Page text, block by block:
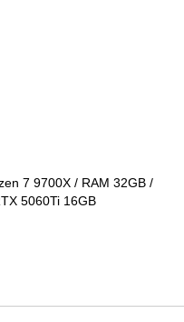
7 9700X / RAM 32GB /
5060Ti 16GB